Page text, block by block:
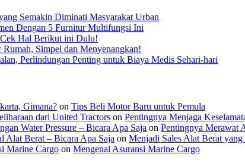
Semakin Diminati Masyarakat Urban
Dengan 5 Furnitur Multifungsi Ini
Hal Berikut ini Dulu!
Simpel dan Menyenangkan!
Perlindungan Penting untuk Biaya Medis Sehari-hari
Gimana? on Tips Beli Motor Baru untuk Pemula
dari United Tractors on Pentingnya Menjaga
Water Pressure – Bicara Apa Saja on Pentingnya Merawat
Alat Berat – Bicara Apa Saja on Menjadi Sales Alat Berat yang
Marine Cargo on Mengenal Asuransi Marine Cargo